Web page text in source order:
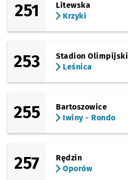
251
Litewska
Krzyki
253
Stadion Olimpijski
Leśnica
255
Bartoszowice
Iwiny - Rondo
257
Rędzin
Oporów